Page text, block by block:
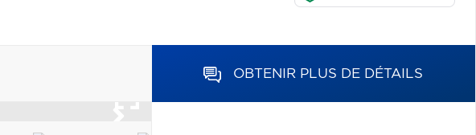
OBTENIR PLUS DE DÉTAILS